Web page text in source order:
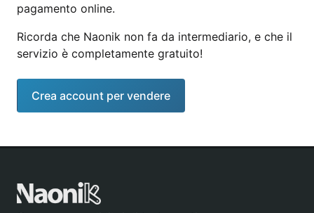
pagamento online.
Ricorda che Naonik non fa da intermediario, e che il
servizio è completamente gratuito!
Crea account per vendere